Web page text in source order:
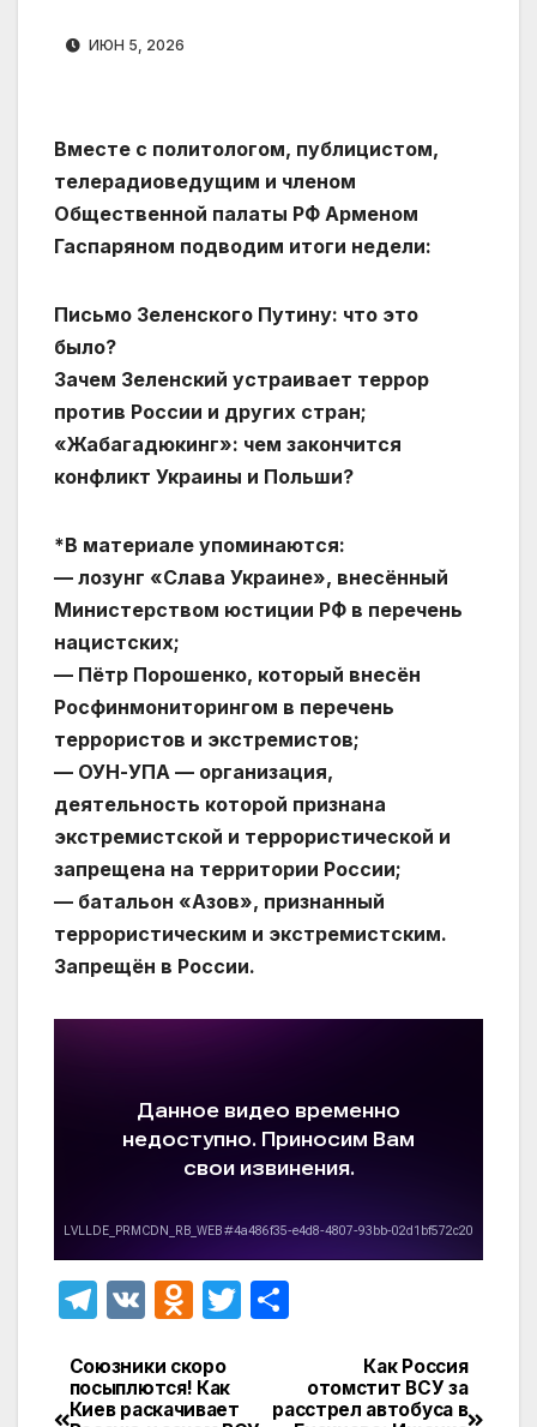
ИЮН 5, 2026
Вместе с политологом, публицистом,
телерадиоведущим и членом
Общественной палаты РФ Арменом
Гаспаряном подводим итоги недели:
Письмо Зеленского Путину: что это
было?
Зачем Зеленский устраивает террор
против России и других стран;
«Жабагадюкинг»: чем закончится
конфликт Украины и Польши?
*В материале упоминаются:
— лозунг «Слава Украине», внесённый
Министерством юстиции РФ в перечень
нацистских;
— Пётр Порошенко, который внесён
Росфинмониторингом в перечень
террористов и экстремистов;
— ОУН-УПА — организация,
деятельность которой признана
экстремистской и террористической и
запрещена на территории России;
— батальон «Азов», признанный
террористическим и экстремистским.
Запрещён в России.
T
e
gr
V
O
n
o
T
er
п
р
Навигация
Как Россия
отомстит ВСУ за
расстрел автобуса в
Союзники скоро
посыплются! Как
Киев раскачивает